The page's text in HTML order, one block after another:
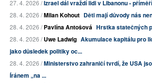
27. 4. 2026 /Izrael dál vraždí lidi v Libanonu -
28. 4. 2026 /Milan Kohout Děti mají důvody nás
28. 4. 2026 /Pavlína Antošová Hrstka statečných
28. 4. 2026 /Uwe Ladwig Akumulace kapitálu pro
jako důsledek politiky oc...
28. 4. 2026 /Ministerstvo zahraničí tvrdí, že USA
Íránem „na ...